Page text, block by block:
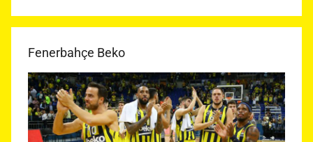
Fenerbahçe Beko